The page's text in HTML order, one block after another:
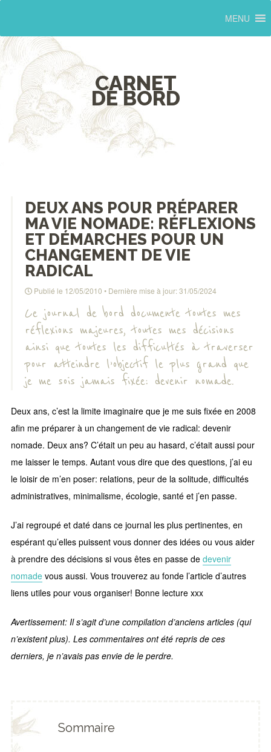
MENU
CARNET
DE BORD
DEUX ANS POUR PRÉPARER
MA VIE NOMADE: RÉFLEXIONS
ET DÉMARCHES POUR UN
CHANGEMENT DE VIE
RADICAL
Publié le 12/05/2010 • Dernière mise à jour:31/05/2024
Ce journal de bord documente toutes mes
réflexions majeures, toutes mes décisions
ainsi que toutes les difficultés à traverser
pour atteindre l’objectif le plus grand que
je me sois jamais fixée: devenir nomade.
Deux ans, c’est la limite imaginaire que je me suis fixée en 2008
afin me préparer à un changement de vie radical: devenir
nomade. Deux ans? C’était un peu au hasard, c’était aussi pour
me laisser le temps. Autant vous dire que des questions, j’ai eu
le loisir de m’en poser: relations, peur de la solitude, difficultés
administratives, minimalisme, écologie, santé et j’en passe.
J’ai regroupé et daté dans ce journal les plus pertinentes, en
espérant qu’elles puissent vous donner des idées ou vous aider
à prendre des décisions si vous êtes en passe de devenir
nomadevous aussi. Vous trouverez au fonde l’article d’autres
liens utiles pour vous organiser! Bonne lecture xxx
Avertissement: Il s’agit d’une compilation d’anciens articles (qui
n’existent plus). Les commentaires ont été repris de ces
derniers, je n’avais pas envie de le perdre.
Sommaire